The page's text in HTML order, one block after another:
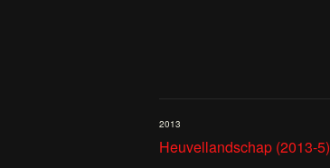
Heuvellandschap (2013-5)
2013